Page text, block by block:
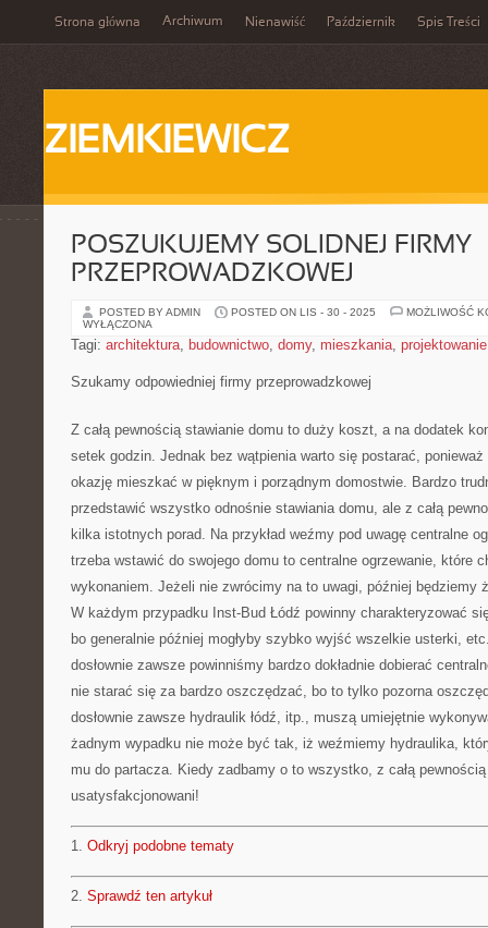
Strona główna Archiwum Nienawiść Październik Spis Treści
ZIEMKIEWICZ
POSZUKUJEMY SOLIDNEJ FIRMY
PRZEPROWADZKOWEJ
POSTED BY ADMIN POSTED ON LIS - 30 - 2025
MOŻLIWOŚĆ
WYŁĄCZONA
Tagi: architektura, budownictwo, domy, mieszkania, projektowanie
Szukamy odpowiedniej firmy przeprowadzkowej
Z całą pewnością stawianie domu to duży koszt, a na dodatek
setek godzin. Jednak bez wątpienia warto się postarać,
okazję mieszkać w pięknym i porządnym domostwie. Bardzo
przedstawić wszystko odnośnie stawiania domu, ale z całą
kilka istotnych porad. Na przykład weźmy pod uwagę centralne
trzeba wstawić do swojego domu to centralne ogrzewanie, które
wykonaniem. Jeżeli nie zwrócimy na to uwagi, później będziemy
W każdym przypadku Inst-Bud Łódź powinny charakteryzować
bo generalnie później mogłyby szybko wyjść wszelkie usterki,
dosłownie zawsze powinniśmy bardzo dokładnie dobierać
nie starać się za bardzo oszczędzać, bo to tylko pozorna
dosłownie zawsze hydraulik łódź, itp., muszą umiejętnie
żadnym wypadku nie może być tak, iż weźmiemy hydraulika,
mu do partacza. Kiedy zadbamy o to wszystko, z całą
usatysfakcjonowani!
1. Odkryj podobne tematy
2. Sprawdź ten artykuł